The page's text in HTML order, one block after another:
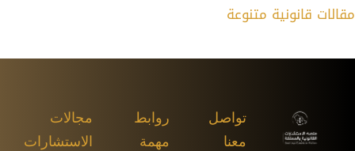
مقالات قانونية متنوعة
روابط
مهمة
مجالات
الاستشارات
تواصل
معنا